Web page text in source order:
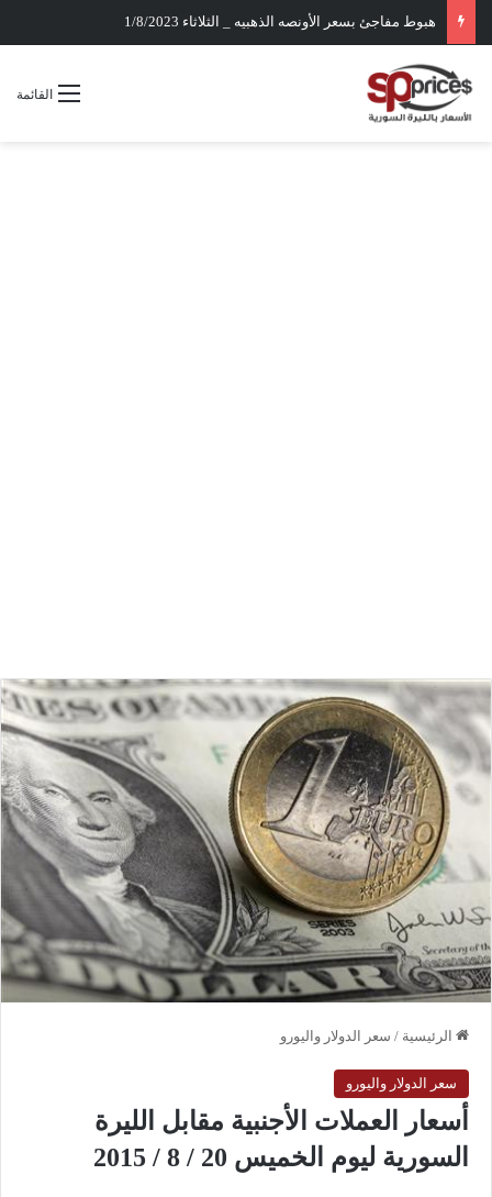
هبوط مفاجئ بسعر الأونصه الذهبيه _ الثلاثاء 1/8/2023
القائمة
الرئيسية / سعر الدولار واليورو
سعر الدولار واليورو
أسعار العملات الأجنبية مقابل الليرة
السورية ليوم الخميس 20 / 8 / 2015